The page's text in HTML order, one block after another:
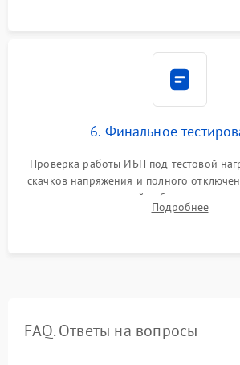
6. Финальное
Проверка работы ИБП под тестовой
скачков напряжения и полного
времени автономной работы,
корректности формы выходного
Подробнее
FAQ. Ответы на вопросы